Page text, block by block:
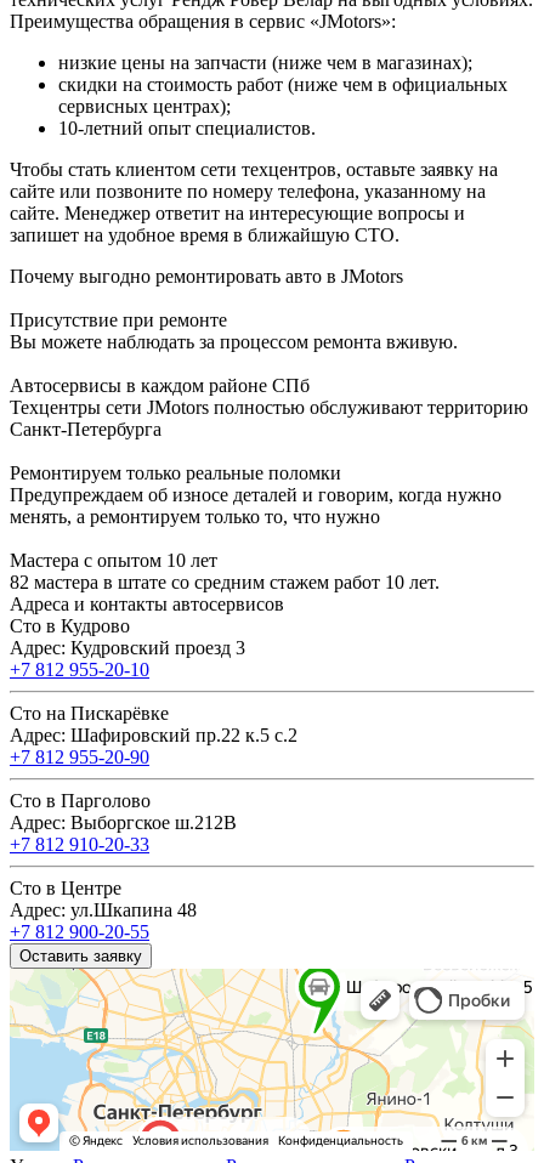
Преимущества обращения в сервис «JMotors»:
низкие цены на запчасти (ниже чем в магазинах);
скидки на стоимость работ (ниже чем в официальных
сервисных центрах);
10-летний опыт специалистов.
Чтобы стать клиентом сети техцентров, оставьте заявку на
сайте или позвоните по номеру телефона, указанному на
сайте. Менеджер ответит на интересующие вопросы и
запишет на удобное время в ближайшую СТО.
Почему выгодно ремонтировать авто в JMotors
Присутствие при ремонте
Вы можете наблюдать за процессом ремонта вживую.
Автосервисы в каждом районе СПб
Техцентры сети JMotors полностью обслуживают территорию
Санкт-Петербурга
Ремонтируем только реальные поломки
Предупреждаем об износе деталей и говорим, когда нужно
менять, а ремонтируем только то, что нужно
Мастера с опытом 10 лет
82 мастера в штате со средним стажем работ 10 лет.
Адреса и контакты автосервисов
Сто в Кудрово
Адрес: Кудровский проезд 3
+7 812 955-20-10
Сто на Пискарёвке
Адрес: Шафировский пр.22 к.5 с.2
+7 812 955-20-90
Сто в Парголово
Адрес: Выборгское ш.212В
+7 812 910-20-33
Сто в Центре
Адрес: ул.Шкапина 48
+7 812 900-20-55
Оставить заявку